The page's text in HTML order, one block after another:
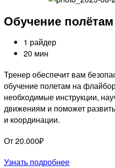
Обучение полётам
1 райдер
20 мин
Тренер обеспечит вам
обучение полетам на
необходимые инструкции,
движениям и поможет
и координации.
От 20.000₽
Узнать подробнее